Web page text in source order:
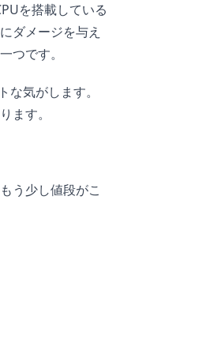
を搭載している
ダメージを与え
つです。
気がします。
ます。
う少し値段がこ